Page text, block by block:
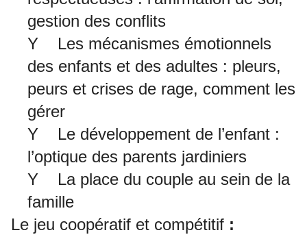
gestion des conflits
Y Les mécanismes émotionnels
des enfants et des adultes : pleurs,
peurs et crises de rage, comment les
gérer
Y Le développement de l’enfant :
l’optique des parents jardiniers
Y La place du couple au sein de la
famille
Le jeu coopératif et compétitif :